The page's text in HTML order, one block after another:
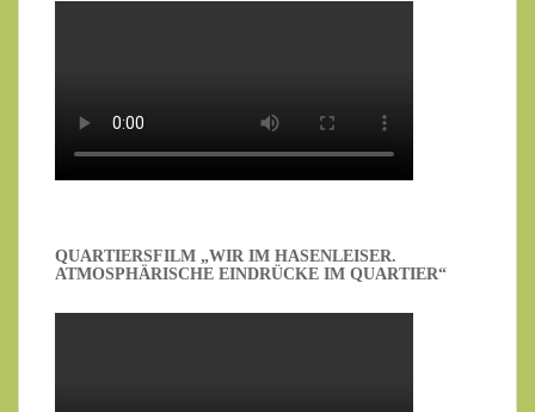
QUARTIERSFILM „WIR IM HASENLEISER.
ATMOSPHÄRISCHE EINDRÜCKE IM QUARTIER“